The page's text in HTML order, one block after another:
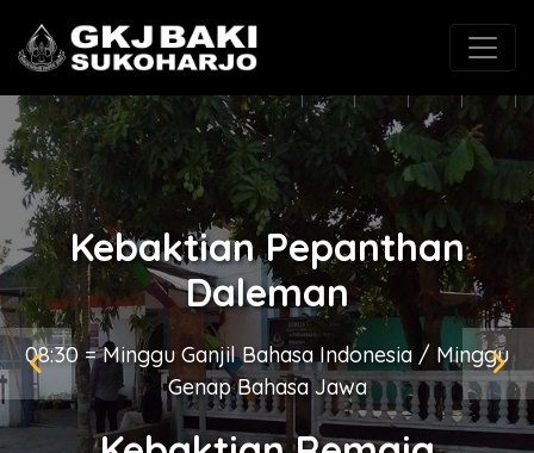
(0271) 625546 gkjbaki@gmail.com
Kebaktian Pepanthan
Daleman
08:30 = Minggu Ganjil Bahasa Indonesia / Minggu
Genap Bahasa Jawa
Kebaktian Pepanthan
Kingkang
08:30 = Bahasa Jawa / Minggu terakhir Bahasa